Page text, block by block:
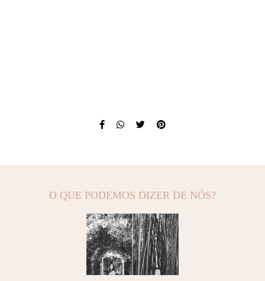
O QUE PODEMOS DIZER DE NÓS?